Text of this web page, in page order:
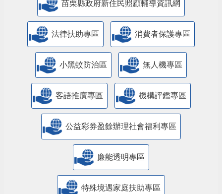
苗栗縣政府新住民照顧輔導資訊網
法律扶助專區 消費者保護專區
小黑蚊防治區 無人機專區
客語推廣專區 機構評鑑專區
公益彩券盈餘辦理社會福利專區
廉能透明專區
特殊境遇家庭扶助專區